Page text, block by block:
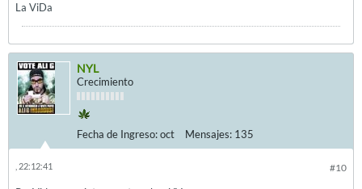
La ViDa
NYL
Crecimiento
Fecha de Ingreso:oct Mensajes: 135
#10
, 22:12:41